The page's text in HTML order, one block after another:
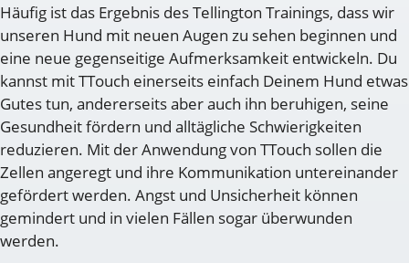
Häufig ist das Ergebnis des Tellington Trainings, dass wir
unseren Hund mit neuen Augen zu sehen beginnen und
eine neue gegenseitige Aufmerksamkeit entwickeln. Du
kannst mit TTouch einerseits einfach Deinem Hund etwas
Gutes tun, andererseits aber auch ihn beruhigen, seine
Gesundheit fördern und alltägliche Schwierigkeiten
reduzieren. Mit der Anwendung von TTouch sollen die
Zellen angeregt und ihre Kommunikation untereinander
gefördert werden. Angst und Unsicherheit können
gemindert und in vielen Fällen sogar überwunden
werden.